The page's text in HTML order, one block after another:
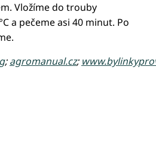
Vložíme do trouby
a pečeme asi 40 minut. Po
;agromanual.cz;